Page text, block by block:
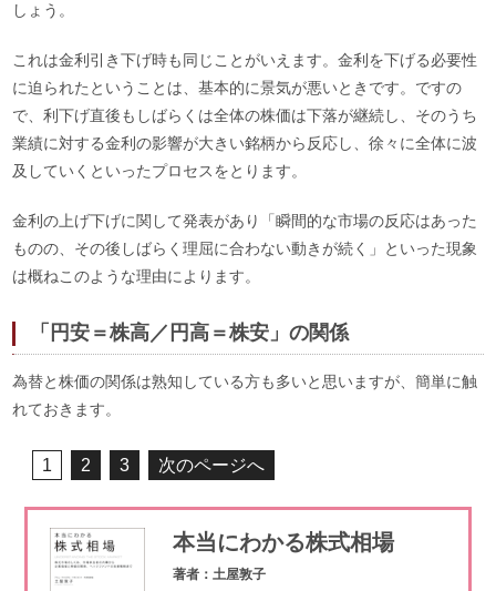
しょう。
これは金利引き下げ時も同じことがいえます。金利を下げる必要性
に迫られたということは、基本的に景気が悪いときです。ですの
で、利下げ直後もしばらくは全体の株価は下落が継続し、そのうち
業績に対する金利の影響が大きい銘柄から反応し、徐々に全体に波
及していくといったプロセスをとります。
金利の上げ下げに関して発表があり「瞬間的な市場の反応はあった
ものの、その後しばらく理屈に合わない動きが続く」といった現象
は概ねこのような理由によります。
「円安＝株高／円高＝株安」の関係
為替と株価の関係は熟知している方も多いと思いますが、簡単に触
れておきます。
1 2 3 次のページへ
本当にわかる株式相場
著者：土屋敦子